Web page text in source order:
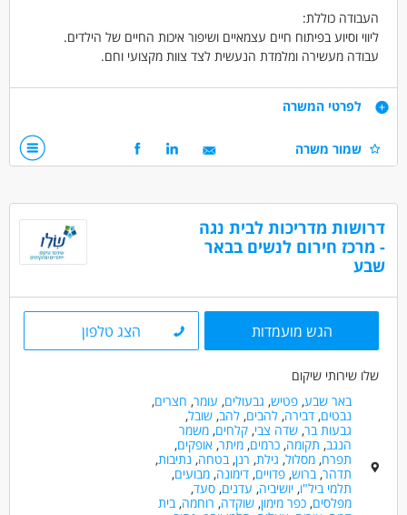
העבודה כוללת:
ליווי וסיוע בפיתוח חיים עצמאיים ושיפור איכות החיים של הילדים.
עבודה מעשירה ומלמדת הנעשית לצד צוות מקצועי וחם.
תנאים:
אופציות קידום ופיתוח בחברה
סבסוד לימודים
דרישות
סבלנות וחיבה לילדים ונוער
דרושים בתחום
כללי /ללא הכשרה - עובד/ת כללי
מדעי החברה - סטודנטים
מאפייני משרה
לא נדרש ניסיון
עבודה ללא ניסיון
עבודה מיידית
משרה מלאה
אקדמאים ללא נסיון
בני 40 פלוס חיילים משוחררים
לפרטי המשרה
שמור משרה
דרושות מדריכות לבית נגה
- מרכז חירום לנשים בבאר
שבע
הגש מועמדות הצג טלפון
שלו שירותי שיקום
באר שבע,פטיש, גבעולים, עומר, חצרים,
נבטים,דבירה,להבים,להב,שובל,
גבעות בר,שדה צבי,קלחים,משמר
הנגב, תקומה,כרמים,מיתר,אופקים,
תפרח,מסלול, גילת, רנן,בטחה, נתיבות,
תדהר,ברוש,פדויים,דימונה,מבועים,
תלמי ביל"ו,יושיביה, עדנים,סעד,
מפלסים,כפר מימון,שוקדה, רוחמה,בית